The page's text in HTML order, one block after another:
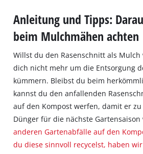
Schutzschicht: Eine dünne
Bodenoberfläche beschatten
Sparen:Je nach
Bodenzustand kann sich der
zusätzlichem Dünger
Weniger Abfall:Indem das
verwertet wird, muss das
separat entsorgt werden.
keine exakten Intervalle
Schnitthöhe wird je nach Höhe
gemäht werden.
Erscheinungsbild:
Der Rasen
weil die Schnittreste sauber im
gesammelt werden.
Kompost: Das geschnittene
Kompostierung.
Anleitung und Tipps:
beim Mulchmähen achten
Willst du den Rasenschnitt als
dich nicht mehr um die Entsorgung
kümmern. Bleibst du beim
kannst du den anfallenden
auf den Kompost werfen, damit er
Dünger für die nächste
anderen Gartenabfälle auf den
du diese sinnvoll recycelst, haben